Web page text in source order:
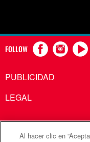
FOLLOW
PUBLICIDAD
LEGAL
Al hacer clic en